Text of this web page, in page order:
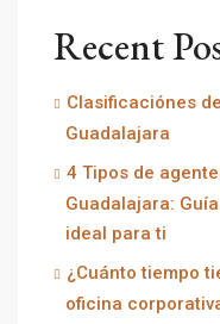
Recent
Clasificaciónes
Guadalajara
4 Tipos de
Guadalajara:
ideal para ti
¿Cuánto tiempo
oficina